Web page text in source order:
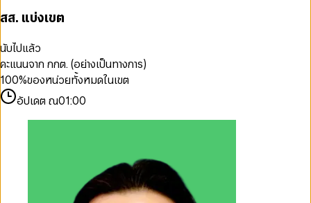
สส. แบ่งเขต
นับไปแล้ว
คะแนนจาก กกต. (อย่างเป็นทางการ)
100%ของหน่วยทั้งหมดในเขต
อัปเดต ณ01:00